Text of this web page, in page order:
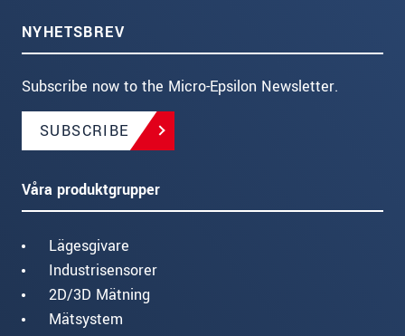
NYHETSBREV
Subscribe now to the Micro-Epsilon Newsletter.
SUBSCRIBE
Våra produktgrupper
Lägesgivare
Industrisensorer
2D/3D Mätning
Mätsystem